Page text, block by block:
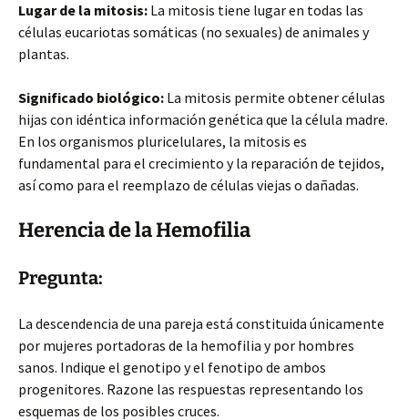
Lugar de la mitosis: La mitosis tiene lugar en todas las
células eucariotas somáticas (no sexuales) de animales y
plantas.
Significado biológico: La mitosis permite obtener células
hijas con idéntica información genética que la célula madre.
En los organismos pluricelulares, la mitosis es
fundamental para el crecimiento y la reparación de tejidos,
así como para el reemplazo de células viejas o dañadas.
Herencia de la Hemofilia
Pregunta:
La descendencia de una pareja está constituida únicamente
por mujeres portadoras de la hemofilia y por hombres
sanos. Indique el genotipo y el fenotipo de ambos
progenitores. Razone las respuestas representando los
esquemas de los posibles cruces.